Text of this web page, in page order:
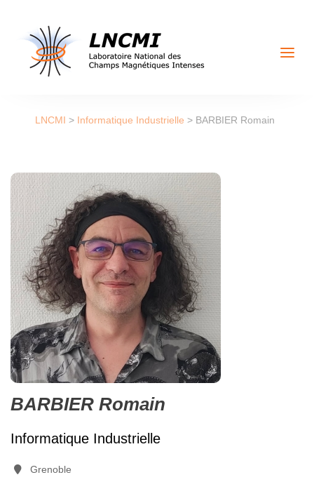
a
LNCMI > Informatique Industrielle > BARBIER Romain
BARBIER Romain
Informatique Industrielle
Grenoble